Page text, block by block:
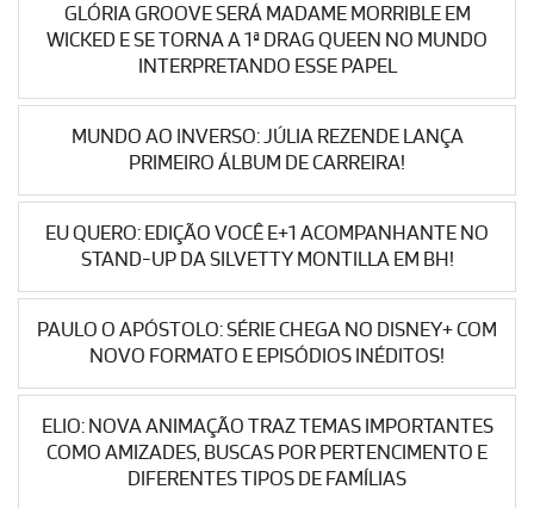
GLÓRIA GROOVE SERÁ MADAME MORRIBLE EM
WICKED E SE TORNA A 1ª DRAG QUEEN NO MUNDO
INTERPRETANDO ESSE PAPEL
MUNDO AO INVERSO: JÚLIA REZENDE LANÇA
PRIMEIRO ÁLBUM DE CARREIRA!
EU QUERO: EDIÇÃO VOCÊ E+1 ACOMPANHANTE NO
STAND-UP DA SILVETTY MONTILLA EM BH!
PAULO O APÓSTOLO: SÉRIE CHEGA NO DISNEY+ COM
NOVO FORMATO E EPISÓDIOS INÉDITOS!
ELIO: NOVA ANIMAÇÃO TRAZ TEMAS IMPORTANTES
COMO AMIZADES, BUSCAS POR PERTENCIMENTO E
DIFERENTES TIPOS DE FAMÍLIAS